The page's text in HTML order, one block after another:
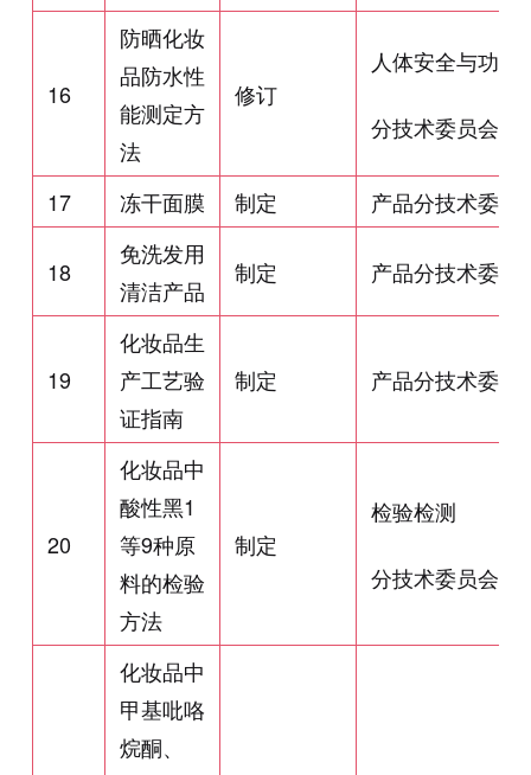
16
防晒化妆
品防水性
能测定方
法
修订
人体安全与功效
分技术委员会
17 冻干面膜 制定 产品分技术委员
18
免洗发用
清洁产品
制定 产品分技术委员
19
化妆品生
产工艺验
证指南
制定 产品分技术委员
20
化妆品中
酸性黑1
等9种原
料的检验
方法
制定
检验检测
分技术委员会
化妆品中
甲基吡咯
烷酮、